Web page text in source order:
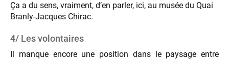
Ça a du sens, vraiment, d’en parler, ici, au musée du Quai
Branly-Jacques Chirac.
4/ Les volontaires
Il manque encore une position dans le paysage entre